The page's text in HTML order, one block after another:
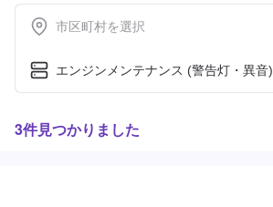
市区町村を選択
エンジンメンテナンス (警告灯・異音)
3件見つかりました